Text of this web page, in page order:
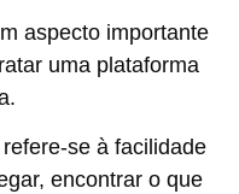
aspecto importante
uma plataforma
se à facilidade
encontrar o que